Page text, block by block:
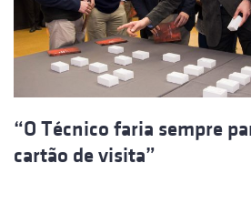
“O Técnico faria sempre
cartão de visita”